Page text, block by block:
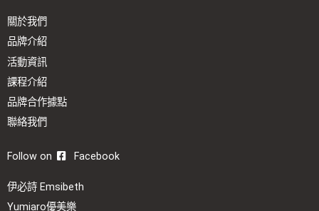
關於我們
品牌介紹
活動資訊
課程介紹
品牌合作據點
聯絡我們
Follow on Facebook
伊必詩 Emsibeth
Yumiaro優美樂